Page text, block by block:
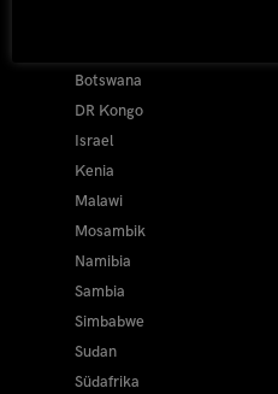
Botswana
DR Kongo
Israel
Kenia
Malawi
Mosambik
Namibia
Sambia
Simbabwe
Sudan
Südafrika